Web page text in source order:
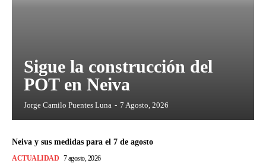
Sigue la construcción del
POT en Neiva
Jorge Camilo Puentes Luna - 7 Agosto, 2026
Neiva y sus medidas para el 7 de agosto
ACTUALIDAD 7 agosto, 2026